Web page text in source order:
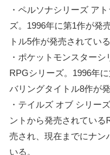
・ペルソナシリーズ ア
ズ。1996年に第1作が発
トル5作が発売されている
・ポケットモンスター
RPGシリーズ。1996年
バリングタイトル8作が
・テイルズ オブ シリー
ントから発売されている
売され、現在までにナン
いる。